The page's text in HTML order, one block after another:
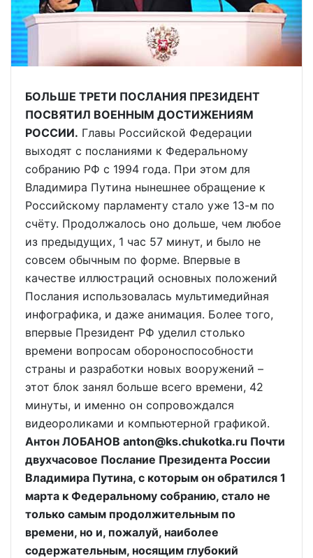
БОЛЬШЕ ТРЕТИ ПОСЛАНИЯ ПРЕЗИДЕНТ
ПОСВЯТИЛ ВОЕННЫМ ДОСТИЖЕНИЯМ
РОССИИ. Главы Российской Федерации
выходят с посланиями к Федеральному
собранию РФ с 1994 года. При этом для
Владимира Путина нынешнее обращение к
Российскому парламенту стало уже 13-м по
счёту. Продолжалось оно дольше, чем любое
из предыдущих, 1 час 57 минут, и было не
совсем обычным по форме. Впервые в
качестве иллюстраций основных положений
Послания использовалась мультимедийная
инфографика, и даже анимация. Более того,
впервые Президент РФ уделил столько
времени вопросам обороноспособности
страны и разработки новых вооружений –
этот блок занял больше всего времени, 42
минуты, и именно он сопровождался
видеороликами и компьютерной графикой.
Антон ЛОБАНОВ anton@ks.chukotka.ru Почти
двухчасовое Послание Президента России
Владимира Путина, с которым он обратился 1
марта к Федеральному собранию, стало не
только самым продолжительным по
времени, но и, пожалуй, наиболее
содержательным, носящим глубокий